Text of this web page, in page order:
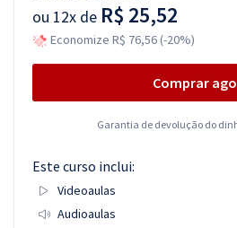
ou 12x de R$ 25,52
Economize R$ 76,56 (-20%)
Comprar
Garantia de devolução do
Este curso inclui:
Videoaulas
Audioaulas